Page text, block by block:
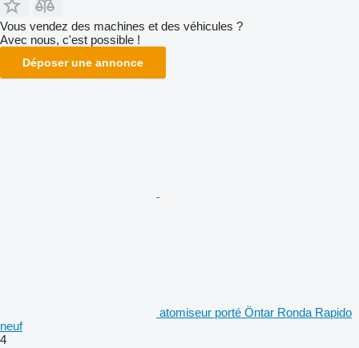
Vous vendez des machines et des véhicules ?
Avec nous, c'est possible !
Déposer une annonce
atomiseur porté Öntar Ronda Rapido
neuf
4